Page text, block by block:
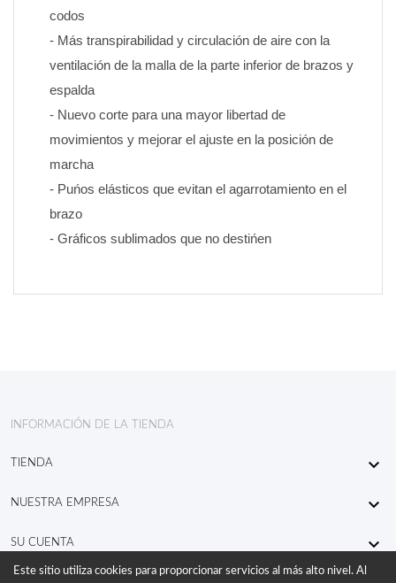
codos
- Más transpirabilidad y circulación de aire con la
ventilación de la malla de la parte inferior de brazos y
espalda
- Nuevo corte para una mayor libertad de
movimientos y mejorar el ajuste en la posición de
marcha
- Puńos elásticos que evitan el agarrotamiento en el
brazo
- Gráficos sublimados que no destińen
INFORMACIÓN DE LA TIENDA
TIENDA 
NUESTRA EMPRESA 
SU CUENTA 
Este sitio utiliza cookies para proporcionar servicios al más alto nivel. Al